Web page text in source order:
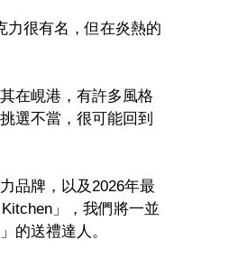
力很有名，但在炎熱的
在峴港，有許多風格
選不當，很可能回到
品牌，以及2026年最
」，我們將一並
的送禮達人。